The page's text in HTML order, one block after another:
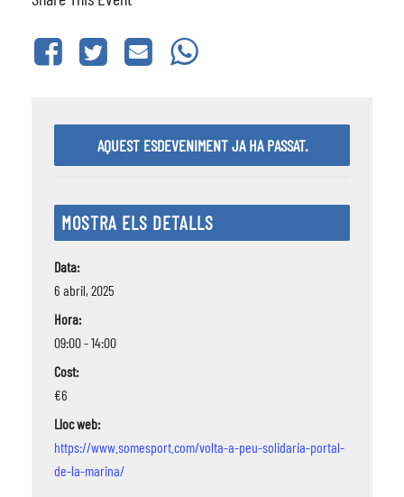
AQUEST ESDEVENIMENT JA HA PASSAT.
MOSTRA ELS DETALLS
Data:
6 abril, 2025
Hora:
09:00 - 14:00
Cost:
€6
Lloc web:
https://www.somesport.com/volta-a-peu-solidaria-portal-
de-la-marina/